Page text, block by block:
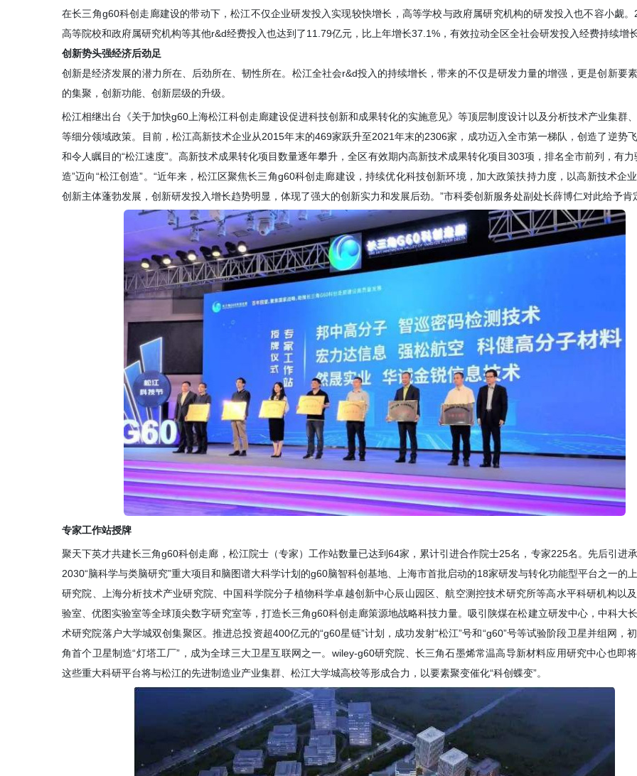
在长三角g60科创走廊建设的带动下，松江不仅企业研发投入实现较快增长，高等学校与政府属研究机构的研发投入也不容小觑。
高等院校和政府属研究机构等其他r&d经费投入也达到了11.79亿元，比上年增长37.1%，有效拉动全区全社会研发投入经费持续增长
创新势头强经济后劲足
创新是经济发展的潜力所在、后劲所在、韧性所在。松江全社会r&d投入的持续增长，带来的不仅是研发力量的增强，更是创新要
的集聚，创新功能、创新层级的升级。
松江相继出台《关于加快g60上海松江科创走廊建设促进科技创新和成果转化的实施意见》等顶层制度设计以及分析技术产业集群
等细分领域政策。目前，松江高新技术企业从2015年末的469家跃升至2021年末的2306家，成功迈入全市第一梯队，创造了逆势
和令人瞩目的“松江速度”。高新技术成果转化项目数量逐年攀升，全区有效期内高新技术成果转化项目303项，排名全市前列，有力
造”迈向“松江创造”。“近年来，松江区聚焦长三角g60科创走廊建设，持续优化科技创新环境，加大政策扶持力度，以高新技术企
创新主体蓬勃发展，创新研发投入增长趋势明显，体现了强大的创新实力和发展后劲。”市科委创新服务处副处长薛博仁对此给予肯
专家工作站授牌
聚天下英才共建长三角g60科创走廊，松江院士（专家）工作站数量已达到64家，累计引进合作院士25名，专家225名。先后引进
2030“脑科学与类脑研究”重大项目和脑图谱大科学计划的g60脑智科创基地、上海市首批启动的18家研发与转化功能型平台之一的
研究院、上海分析技术产业研究院、中国科学院分子植物科学卓越创新中心辰山园区、航空测控技术研究所等高水平科研机构以
验室、优图实验室等全球顶尖数字研究室等，打造长三角g60科创走廊策源地战略科技力量。吸引陕煤在松建立研发中心，中科大
术研究院落户大学城双创集聚区。推进总投资超400亿元的“g60星链”计划，成功发射“松江”号和“g60”号等试验阶段卫星并组网，
角首个卫星制造“灯塔工厂”，成为全球三大卫星互联网之一。wiley-g60研究院、长三角石墨烯常温高导新材料应用研究中心也即将
这些重大科研平台将与松江的先进制造业产业集群、松江大学城高校等形成合力，以要素聚变催化“科创蝶变”。